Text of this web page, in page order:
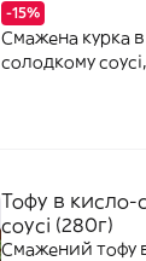
-15%
Смажена курка в
солодкому
Тофу в кисло-
соусі (280г)
Смажений тофу